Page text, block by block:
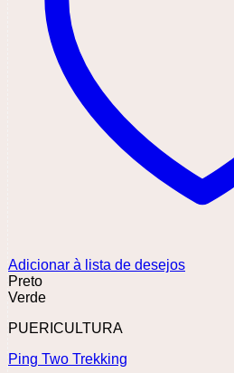
Adicionar à lista de desejos
Preto
Verde
PUERICULTURA
Ping Two Trekking